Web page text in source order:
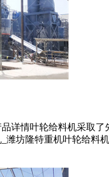
详情叶轮给料机采取
潍坊隆特重机叶轮给料